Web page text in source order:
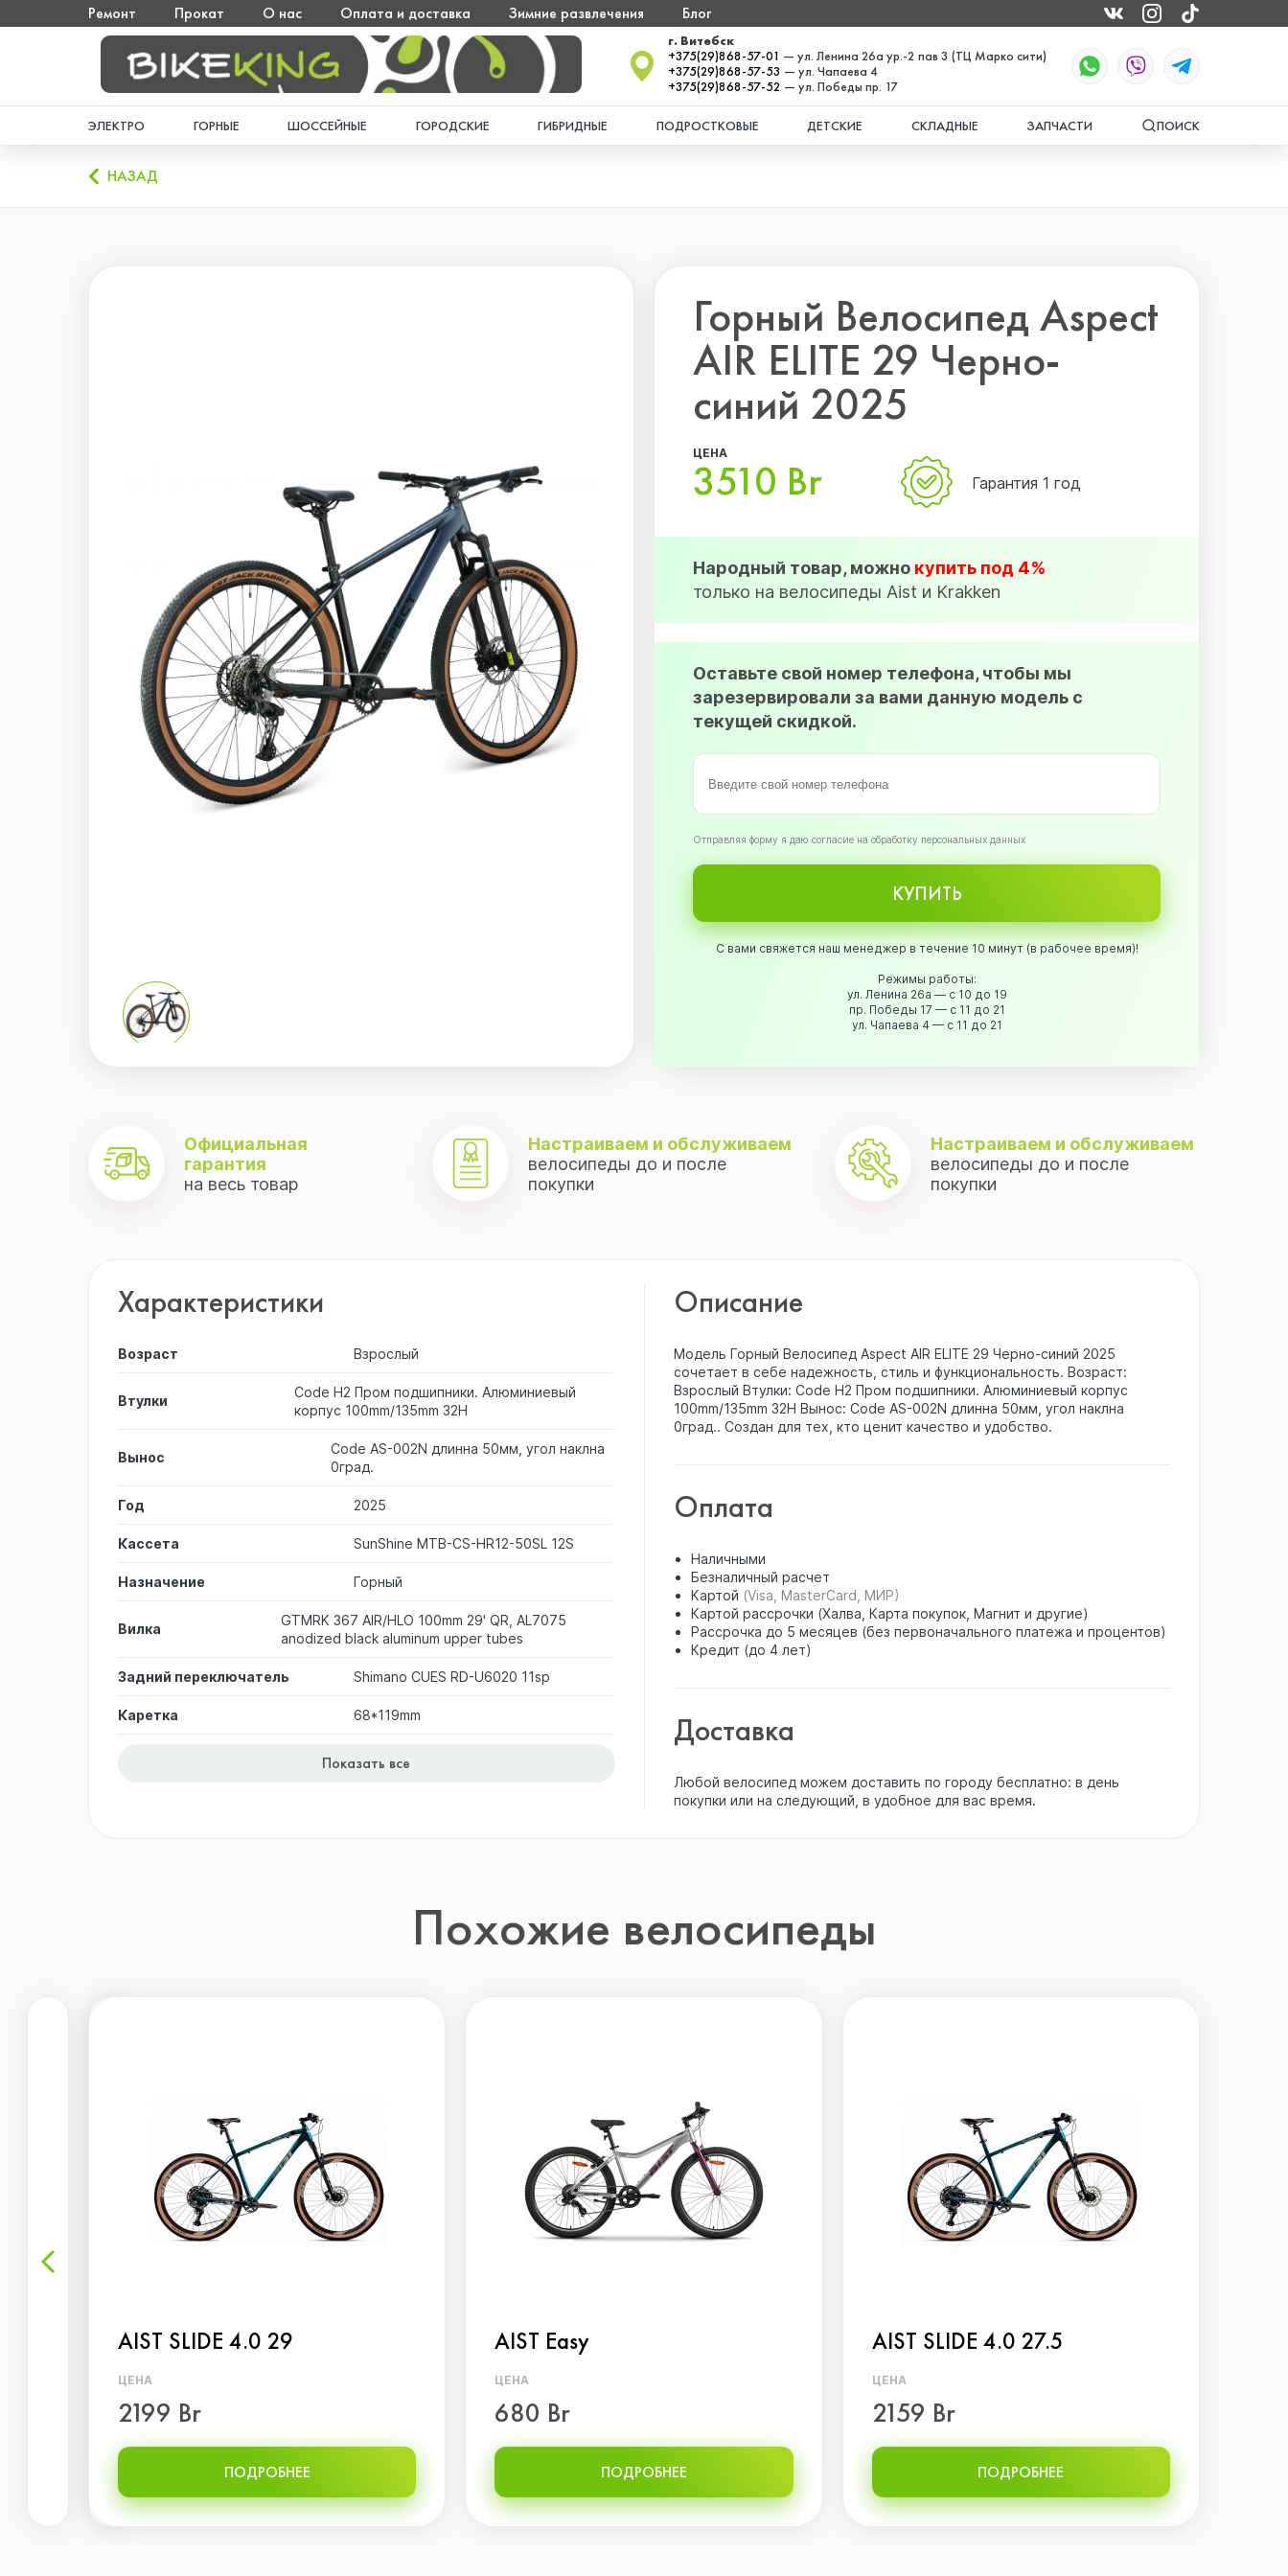
Ремонт Прокат О нас Оплата и доставка Зимние развлечения Блог
г. Витебск
+375(29)868-57-01 — ул. Ленина 26а ур.-2 пав 3 (ТЦ Марко сити)
+375(29)868-57-53 — ул. Чапаева 4
+375(29)868-57-52 — ул. Победы пр. 17
ЭЛЕКТРО ГОРНЫЕ ШОССЕЙНЫЕ ГОРОДСКИЕ ГИБРИДНЫЕ ПОДРОСТКОВЫЕ ДЕТСКИЕ СКЛАДНЫЕ ЗАПЧАСТИ ПОИСК
НАЗАД
Горный Велосипед Aspect
AIR ELITE 29 Черно-
синий 2025
ЦЕНА
3510 Br Гарантия 1 год
Народный товар, можно купить под 4%
только на велосипеды Aist и Krakken
Оставьте свой номер телефона, чтобы мы
зарезервировали за вами данную модель с
текущей скидкой.
Oтправляя форму я даю согласие на обработку персональных данных
КУПИТЬ
С вами свяжется наш менеджер в течение 10 минут (в рабочее время)!
Режимы работы:
ул. Ленина 26а — с 10 до 19
пр. Победы 17 — с 11 до 21
ул. Чапаева 4 — с 11 до 21
Официальная
гарантия
на весь товар
Настраиваем и обслуживаем
велосипеды до и после
покупки
Настраиваем и обслуживаем
велосипеды до и после
покупки
Характеристики
Возраст Взрослый
Втулки
Code H2 Пром подшипники. Алюминиевый
корпус 100mm/135mm 32H
Вынос
Code AS-002N длинна 50мм, угол наклна
0град.
Год 2025
Кассета SunShine MTB-CS-HR12-50SL 12S
Назначение Горный
Вилка
GTMRK 367 AIR/HLO 100mm 29' QR, AL7075
anodized black aluminum upper tubes
Задний переключатель Shimano CUES RD-U6020 11sp
Каретка 68*119mm
Показать все
Описание
Модель Горный Велосипед Aspect AIR ELITE 29 Черно-синий 2025
сочетает в себе надежность, стиль и функциональность. Возраст:
Взрослый Втулки: Code H2 Пром подшипники. Алюминиевый корпус
100mm/135mm 32H Вынос: Code AS-002N длинна 50мм, угол наклна
0град.. Создан для тех, кто ценит качество и удобство.
Оплата
Наличными
Безналичный расчет
Картой (Visa, MasterCard, МИР)
Картой рассрочки (Халва, Карта покупок, Магнит и другие)
Рассрочка до 5 месяцев (без первоначального платежа и процентов)
Кредит (до 4 лет)
Доставка
Любой велосипед можем доставить по городу бесплатно: в день
покупки или на следующий, в удобное для вас время.
Похожие велосипеды
AIST SLIDE 4.0 29
ЦЕНА
2199 Br
ПОДРОБНЕЕ
AIST Easy
ЦЕНА
680 Br
ПОДРОБНЕЕ
AIST SLIDE 4.0 27.5
ЦЕНА
2159 Br
ПОДРОБНЕЕ